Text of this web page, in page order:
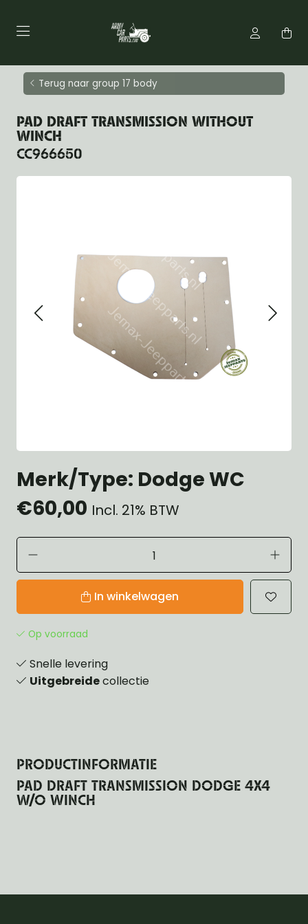
Terug naar group 17 body
PAD DRAFT TRANSMISSION WITHOUT
WINCH
CC966650
Merk/Type: Dodge WC
€60,00 Incl. 21% BTW
In winkelwagen
Op voorraad
Snelle levering
Uitgebreidecollectie
PRODUCTINFORMATIE
PAD DRAFT TRANSMISSION DODGE 4X4
W/O WINCH